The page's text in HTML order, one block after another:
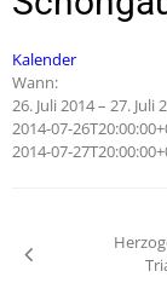
Kalender
Wann:
26. Juli 2014 – 27. Juli
2014-07-
2014-07-